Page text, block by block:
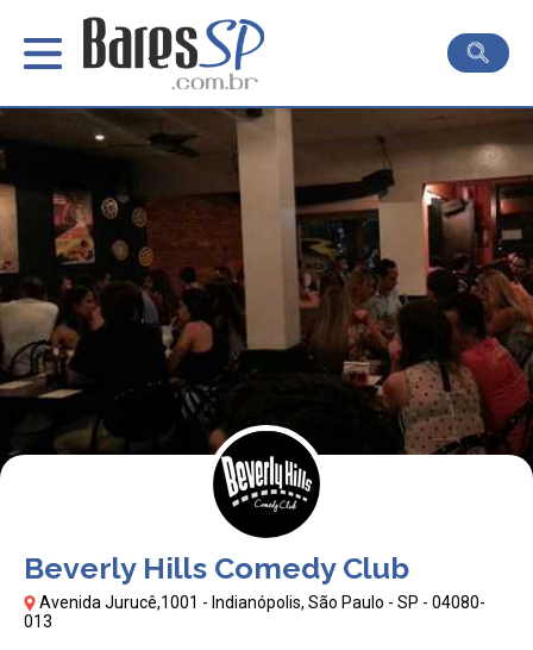
Beverly Hills Comedy Club
Avenida Jurucê,1001 - Indianópolis, São Paulo - SP - 04080-
013